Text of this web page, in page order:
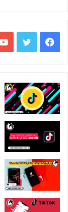
فيسبوك تويتر